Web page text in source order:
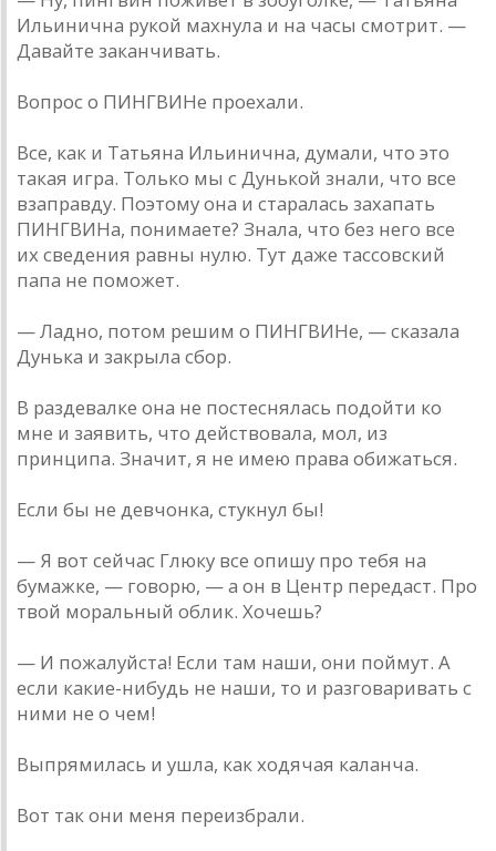
Ильинична рукой махнула и на часы смотрит. —
Давайте заканчивать.
Вопрос о ПИНГВИНе проехали.
Все, как и Татьяна Ильинична, думали, что это
такая игра. Только мы с Дунькой знали, что все
взаправду. Поэтому она и старалась захапать
ПИНГВИНа, понимаете? Знала, что без него все
их сведения равны нулю. Тут даже тассовский
папа не поможет.
— Ладно, потом решим о ПИНГВИНе, — сказала
Дунька и закрыла сбор.
В раздевалке она не постеснялась подойти ко
мне и заявить, что действовала, мол, из
принципа. Значит, я не имею права обижаться.
Если бы не девчонка, стукнул бы!
— Я вот сейчас Глюку все опишу про тебя на
бумажке, — говорю, — а он в Центр передаст. Про
твой моральный облик. Хочешь?
— И пожалуйста! Если там наши, они поймут. А
если какие-нибудь не наши, то и разговаривать с
ними не о чем!
Выпрямилась и ушла, как ходячая каланча.
Вот так они меня переизбрали.